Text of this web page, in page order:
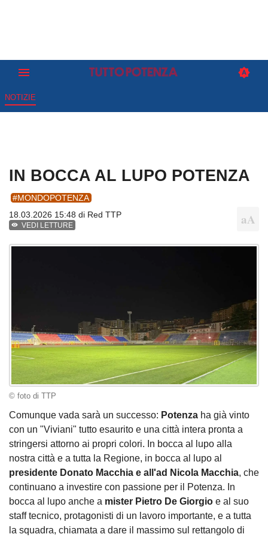
NOTIZIE
IN BOCCA AL LUPO POTENZA
#MONDOPOTENZA
18.03.2026 15:48 di Red TTP
VEDI LETTURE
© foto di TTP
Comunque vada sarà un successo: Potenza ha già vinto
con un "Viviani" tutto esaurito e una città intera pronta a
stringersi attorno ai propri colori. In bocca al lupo alla
nostra città e a tutta la Regione, in bocca al lupo al
presidente Donato Macchia e all'ad Nicola Macchia, che
continuano a investire con passione per il Potenza. In
bocca al lupo anche a mister Pietro De Giorgio e al suo
staff tecnico, protagonisti di un lavoro importante, e a tutta
la squadra, chiamata a dare il massimo sul rettangolo di